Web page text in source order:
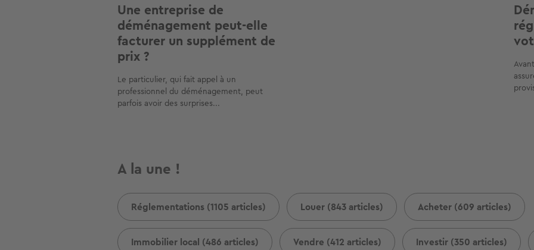
Une entreprise de
déménagement peut-elle
facturer un supplément de
prix ?
Le particulier, qui fait appel à un
professionnel du déménagement, peut
parfois avoir des surprises...
A la une !
Réglementations (1105 articles) Louer (843 articles) Acheter (609 articles)
Immobilier local (486 articles) Vendre (412 articles) Investir (350 articles)